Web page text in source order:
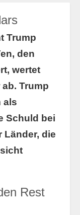
Trump
den
wertet
Trump
als
Schuld bei
Länder, die
Rest